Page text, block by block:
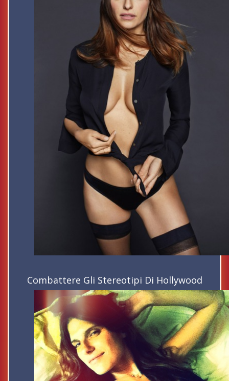
Combattere Gli Stereotipi Di Hollywood